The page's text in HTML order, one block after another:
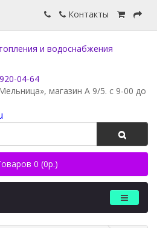
Контакты
04-64
магазин А 9/5. с 9-00 до
0 (0р.)